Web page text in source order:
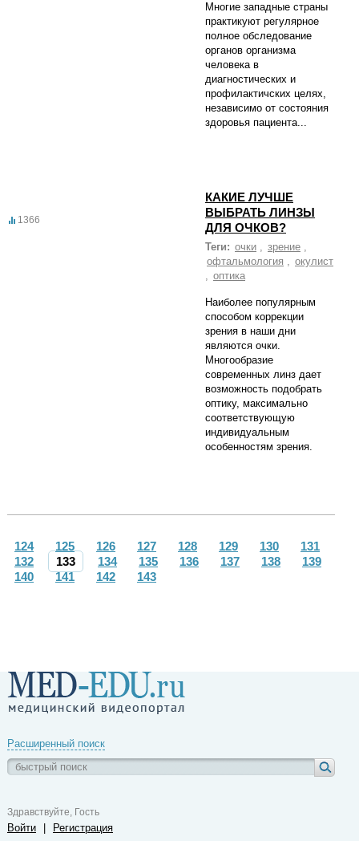
Многие западные страны
практикуют регулярное
полное обследование
органов организма
человека в
диагностических и
профилактичских целях,
независимо от состояния
здоровья пациента...
1366
КАКИЕ ЛУЧШЕ
ВЫБРАТЬ ЛИНЗЫ
ДЛЯ ОЧКОВ?
Теги: очки , зрение ,
офтальмология , окулист
, оптика
Наиболее популярным
способом коррекции
зрения в наши дни
являются очки.
Многообразие
современных линз дает
возможность подобрать
оптику, максимально
соответствующую
индивидуальным
особенностям зрения.
124 125 126 127 128 129 130
131
132
133 134 135 136 137 138
139
140
141 142 143
Расширенный поиск
Здравствуйте, Гость
Войти Регистрация